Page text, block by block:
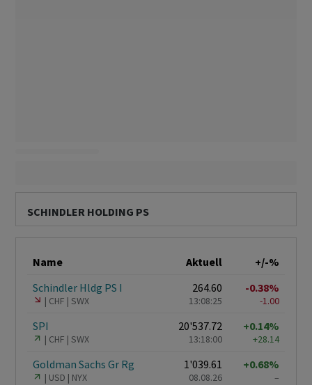
SCHINDLER HOLDING PS
Name Aktuell
+/-%
Schindler Hldg PS I
CHF SWX
264.60
13:08:25
-0.38%
-1.00
SPI
CHF SWX
20'537.72
13:18:00
+0.14%
+28.14
Goldman Sachs Gr Rg
USD NYX
1'039.61
08.08.26
+0.68%
–